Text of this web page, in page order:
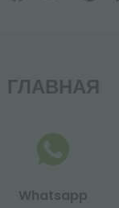
ГЛАВНАЯ
Whatsapp